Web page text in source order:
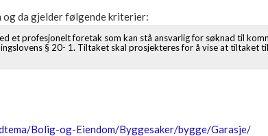
da gjelder følgende kriterier:
et profesjonelt foretak som kan stå ansvarlig for søknad til
§ 20- 1. Tiltaket skal prosjekteres for å vise at tiltaket
Bolig-og-Eiendom/Byggesaker/bygge/Garasje/